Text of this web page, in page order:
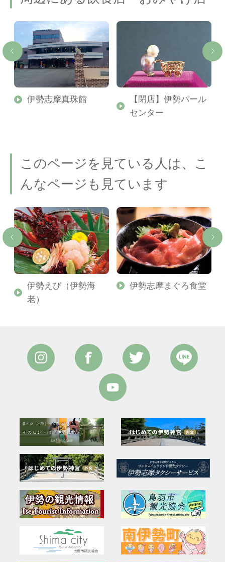
伊勢志摩真珠館
【閉店】伊勢パール
センター
このページを見ている人は、こ
んなページも見ています
伊勢えび（伊勢海
老）
伊勢志摩まぐろ食堂